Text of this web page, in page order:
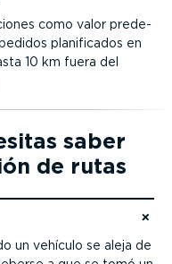
como valor prede­
plani­fi­cados en
10 km fuera del
saber
de rutas
un vehículo se aleja de